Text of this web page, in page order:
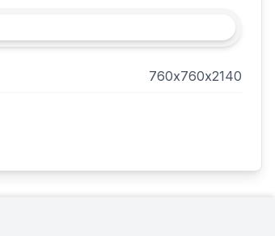
760х760х2140